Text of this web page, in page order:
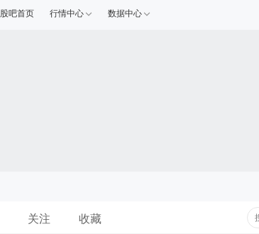
股吧首页 行情中心 数据中心
关注 收藏